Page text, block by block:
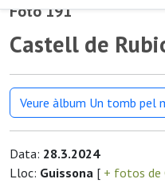
Foto 191
Castell de
Veure àlbum Un tomb pel
Data: 28.3.2024
Lloc: Guissona [ + fotos de